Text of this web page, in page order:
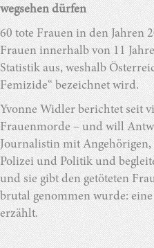
wegsehen dürfen
60 tote Frauen in den Jahren
Frauen innerhalb von 11
Statistik aus, weshalb
Femizide“ bezeichnet wird.
Yvonne Widler berichtet seit
Frauenmorde – und will
Journalistin mit
Polizei und Politik und
und sie gibt den getöteten
brutal genommen wurde:
erzählt.